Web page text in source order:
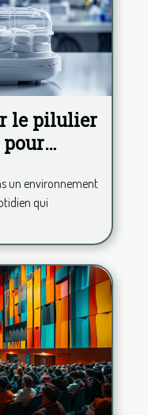
le pilulier
des
un environnement
qui